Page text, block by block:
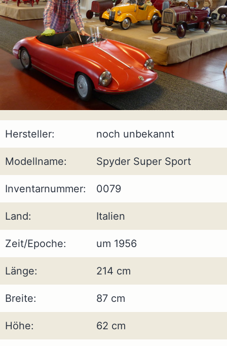
Hersteller: noch unbekannt
Modellname: Spyder Super Sport
Inventarnummer: 0079
Land: Italien
Zeit/Epoche: um 1956
Länge: 214 cm
Breite: 87 cm
Höhe: 62 cm